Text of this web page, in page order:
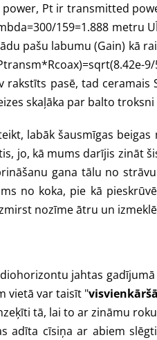
Pt ir transmitted
159=1.888 metru
pašu labumu (Gain) kā
pasē, tad ceramais
skaļāka par balto troksni
labāk šausmīgas
jo, kā mums darījis zināt
gana tālu no
no koka, pie kā
nozīme ātru un
jahtas
vietā var taisīt "
tā, lai to ar zināmu
adīta cīsiņa ar abiem